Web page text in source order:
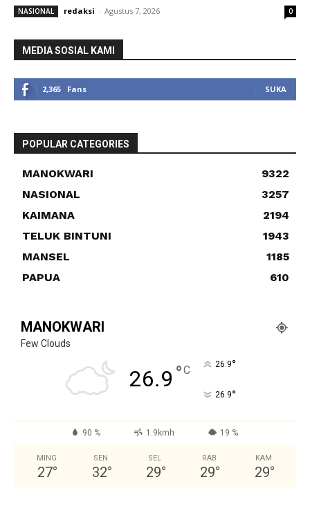
NASIONAL redaksi - Agustus 7, 2026 0
MEDIA SOSIAL KAMI
2,365 Fans SUKA
POPULAR CATEGORIES
MANOKWARI
9322
NASIONAL
3257
KAIMANA
2194
TELUK BINTUNI
1943
MANSEL
1185
PAPUA
610
MANOKWARI
Few Clouds
26.9 °C 26.9°
26.9°
90 % 1.9kmh 19 %
MING
27°
SEN
32°
SEL
29°
RAB
29°
KAM
29°